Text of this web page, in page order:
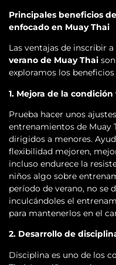
Principales beneficios
enfocado en Muay Thai
Las ventajas de inscribir
verano de Muay Thai
exploramos los
1. Mejora de la condición
Prueba hacer unos
entrenamientos de Muay
dirigidos a menores.
flexibilidad mejoren,
incluso endurece la
niños algo sobre
período de verano, no se
inculcándoles el
para mantenerlos en el
2. Desarrollo de
Disciplina es uno de los